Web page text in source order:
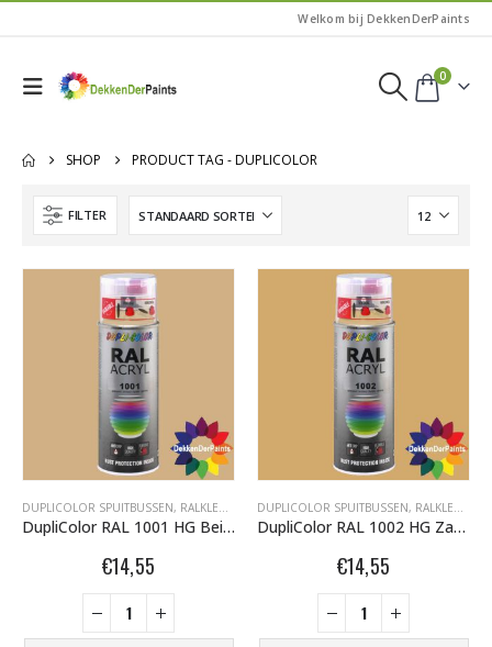
Welkom bij DekkenDerPaints
0
SHOP PRODUCT TAG -DUPLICOLOR
FILTER
DUPLICOLOR SPUITBUSSEN, RALKLEUREN HOOGGLANS 400ML
DupliColor RAL 1001 HG Beige
€14,55
DUPLICOLOR SPUITBUSSEN, RALKLEUREN HOOGGLANS 400ML
DupliColor RAL 1002 HG Zandgeel
€14,55